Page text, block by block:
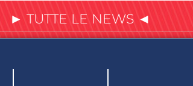
► TUTTE LE NEWS ◄